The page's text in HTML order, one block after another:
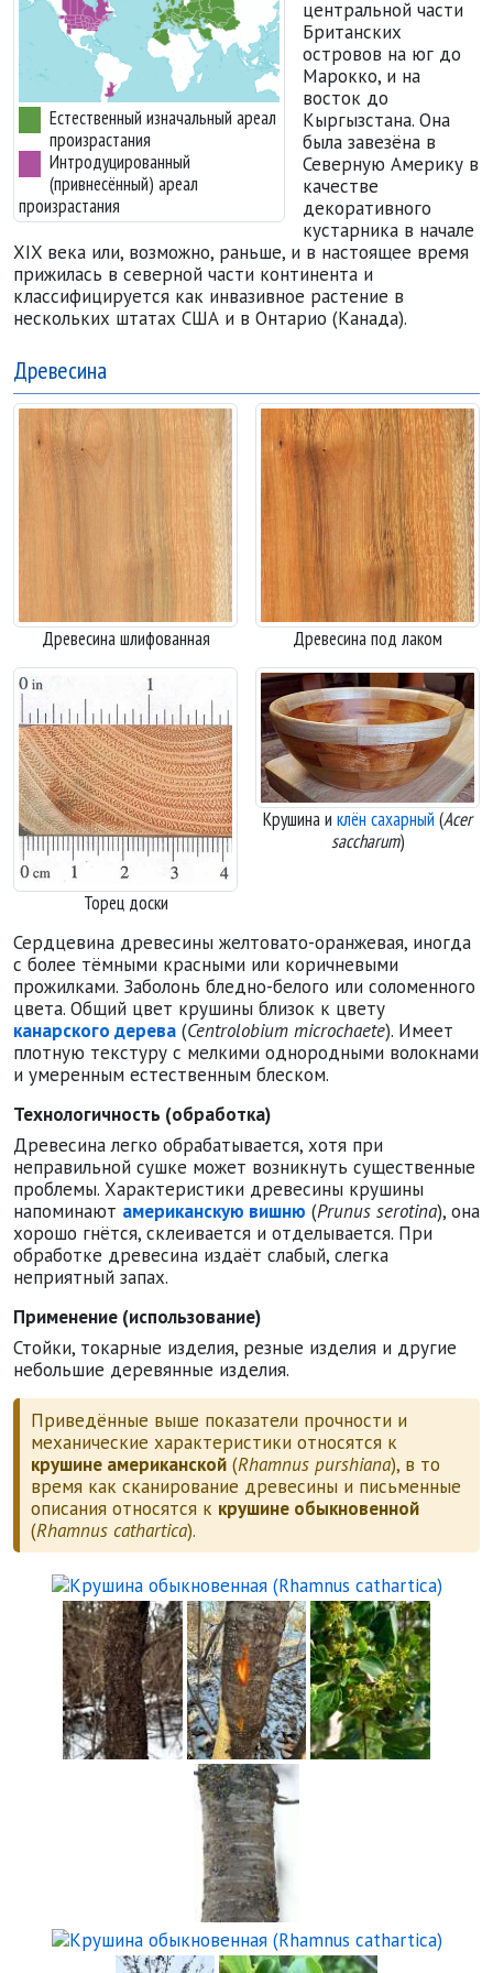
Естественный изначальный ареал
произрастания
Интродуцированный
(привнесённый) ареал
произрастания
центральной части
Британских
островов на юг до
Марокко, и на
восток до
Кыргызстана. Она
была завезёна в
Северную Америку в
качестве
декоративного
кустарника в начале
XIX века или, возможно, раньше, и в настоящее время
прижилась в северной части континента и
классифицируется как инвазивное растение в
нескольких штатах США и в Онтарио (Канада).
Древесина
Древесина шлифованная Древесина под лаком
Торец доски
Крушина и клён сахарный (Acer
saccharum)
Сердцевина древесины желтовато-оранжевая, иногда
с более тёмными красными или коричневыми
прожилками. Заболонь бледно-белого или соломенного
цвета. Общий цвет крушины близок к цвету
канарского дерева (Centrolobium microchaete). Имеет
плотную текстуру с мелкими однородными волокнами
и умеренным естественным блеском.
Технологичность (обработка)
Древесина легко обрабатывается, хотя при
неправильной сушке может возникнуть существенные
проблемы. Характеристики древесины крушины
напоминают американскую вишню (Prunus serotina), она
хорошо гнётся, склеивается и отделывается. При
обработке древесина издаёт слабый, слегка
неприятный запах.
Применение (использование)
Стойки, токарные изделия, резные изделия и другие
небольшие деревянные изделия.
Приведённые выше показатели прочности и
механические характеристики относятся к
крушине американской (Rhamnus purshiana), в то
время как сканирование древесины и письменные
описания относятся к крушине обыкновенной
(Rhamnus cathartica).
Крушина обыкновенная (Rhamnus
Крушина
Крушина обыкновеннаяКрушина